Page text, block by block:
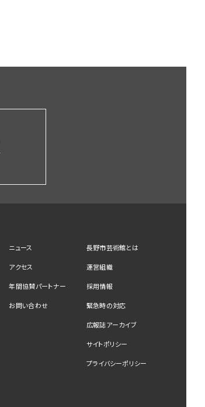
ニュース
アクセス
年間協賛パートナー
お問い合わせ
長野市芸術館とは
運営組織
採用情報
緊急時の対応
広報誌アーカイブ
サイトポリシー
プライバシーポリシー